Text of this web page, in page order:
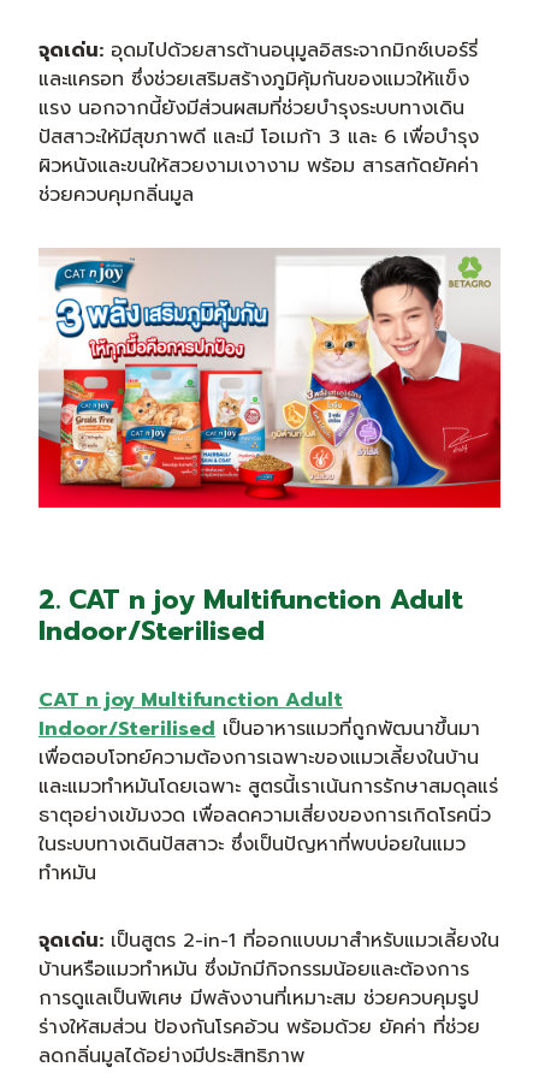
จุดเด่น: อุดมไปด้วยสารต้านอนุมูลอิสระจากมิกซ์เบอร์รี่
และแครอท ซึ่งช่วยเสริมสร้างภูมิคุ้มกันของแมวให้แข็ง
แรง นอกจากนี้ยังมีส่วนผสมที่ช่วยบำรุงระบบทางเดิน
ปัสสาวะให้มีสุขภาพดี และมี โอเมก้า 3 และ 6 เพื่อบำรุง
ผิวหนังและขนให้สวยงามเงางาม พร้อม สารสกัดยัคค่า
ช่วยควบคุมกลิ่นมูล
2. CAT n joy Multifunction Adult
Indoor/Sterilised
CAT n joy Multifunction Adult
Indoor/Sterilised เป็นอาหารแมวที่ถูกพัฒนาขึ้นมา
เพื่อตอบโจทย์ความต้องการเฉพาะของแมวเลี้ยงในบ้าน
และแมวทำหมันโดยเฉพาะ สูตรนี้เราเน้นการรักษาสมดุลแร่
ธาตุอย่างเข้มงวด เพื่อลดความเสี่ยงของการเกิดโรคนิ่ว
ในระบบทางเดินปัสสาวะ ซึ่งเป็นปัญหาที่พบบ่อยในแมว
ทำหมัน
จุดเด่น: เป็นสูตร 2-in-1 ที่ออกแบบมาสำหรับแมวเลี้ยงใน
บ้านหรือแมวทำหมัน ซึ่งมักมีกิจกรรมน้อยและต้องการ
การดูแลเป็นพิเศษ มีพลังงานที่เหมาะสม ช่วยควบคุมรูป
ร่างให้สมส่วน ป้องกันโรคอ้วน พร้อมด้วย ยัคค่า ที่ช่วย
ลดกลิ่นมูลได้อย่างมีประสิทธิภาพ